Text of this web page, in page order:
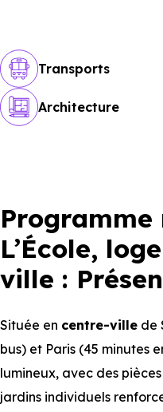
Transports
Architecture
L’École,
ville :
Située en centre-ville de
bus) et Paris (45 minutes
lumineux, avec des
jardins individuels